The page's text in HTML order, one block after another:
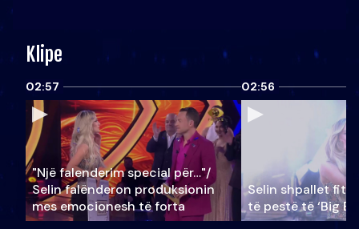
Klipe
02:57
"Një falenderim special për…"/
Selin falënderon produksionin
mes emocionesh të forta
02:56
Selin shpallet
të pestë të ‘Big